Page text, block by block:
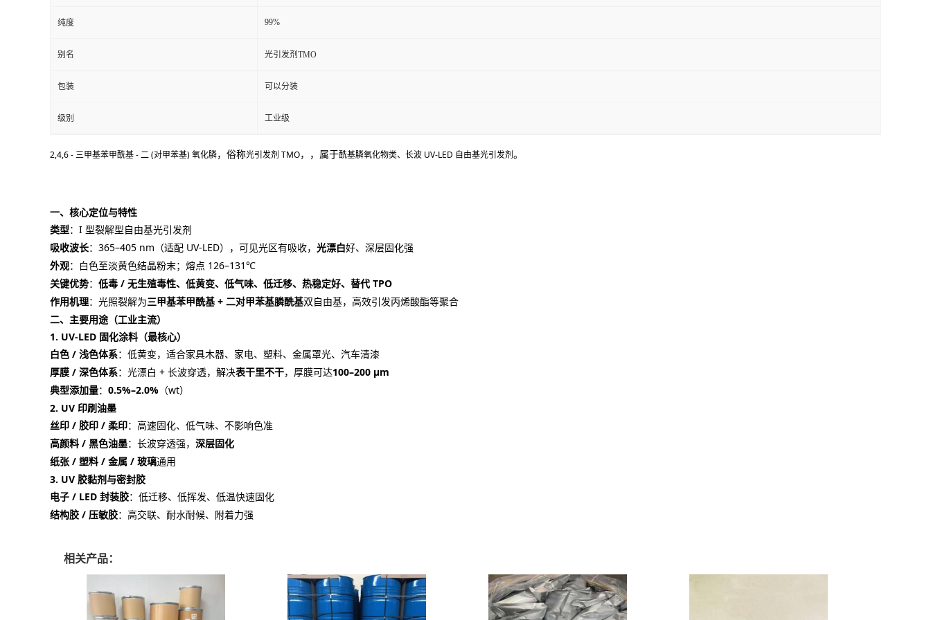
纯度 99%
别名 光引发剂TMO
包装 可以分装
级别 工业级
2,4,6 - 三甲基苯甲酰基 - 二 (对甲苯基) 氧化膦，俗称光引发剂 TMO， ，属于酰基膦氧化物类、长波 UV-LED 自由基光引发剂。
一、核心定位与特性
类型：I 型裂解型自由基光引发剂
吸收波长：365–405 nm（适配 UV-LED），可见光区有吸收， 光漂白好、深层固化强
外观：白色至淡黄色结晶粉末；熔点 126–131℃
关键优势： 低毒 / 无生殖毒性、低黄变、低气味、低迁移、热稳定好、替代 TPO
作用机理：光照裂解为三甲基苯甲酰基 + 二对甲苯基膦酰基双自由基，高效引发丙烯酸酯等聚合
二、主要用途（工业主流）
1. UV-LED 固化涂料（最核心）
白色 / 浅色体系：低黄变，适合家具木器、家电、塑料、金属罩光、汽车清漆
厚膜 / 深色体系：光漂白 + 长波穿透，解决表干里不干，厚膜可达100–200 μm
典型添加量： 0.5%–2.0% （wt）
2. UV 印刷油墨
丝印 / 胶印 / 柔印：高速固化、低气味、不影响色准
高颜料 / 黑色油墨：长波穿透强， 深层固化
纸张 / 塑料 / 金属 / 玻璃通用
3. UV 胶黏剂与密封胶
电子 / LED 封装胶：低迁移、低挥发、低温快速固化
结构胶 / 压敏胶：高交联、耐水耐候、附着力强
相关产品：